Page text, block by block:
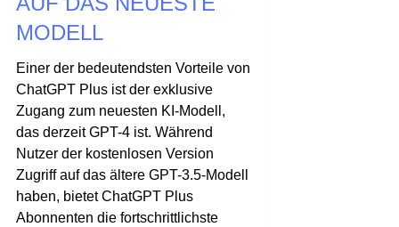
MODELL
Einer der bedeutendsten Vorteile von
ChatGPT Plus ist der exklusive
Zugang zum neuesten KI-Modell,
das derzeit GPT-4 ist. Während
Nutzer der kostenlosen Version
Zugriff auf das ältere GPT-3.5-Modell
haben, bietet ChatGPT Plus
Abonnenten die fortschrittlichste